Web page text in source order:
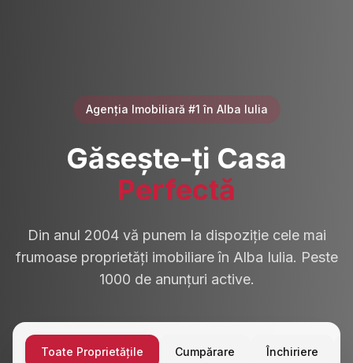
Agenția Imobiliară #1 în Alba Iulia
Găsește-ți Casa
Perfectă
Din anul 2004 vă punem la dispoziție cele mai
frumoase proprietăți imobiliare în Alba Iulia. Peste
1000 de anunțuri active.
Toate Proprietățile Cumpărare Închiriere